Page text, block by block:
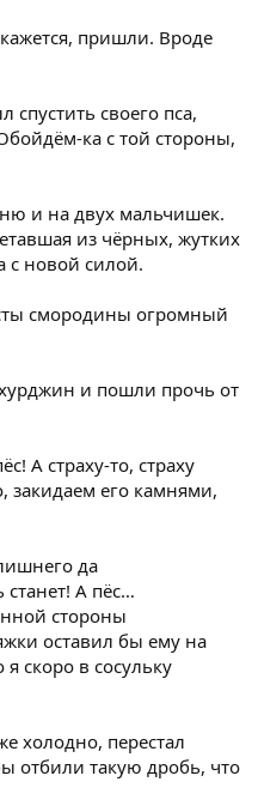
пришли. Вроде
своего пса,
ка с той стороны,
и на двух мальчишек.
из чёрных, жутких
с новой силой.
смородины огромный
и пошли прочь от
А страху-то, страху
закидаем его камнями,
да
станет! А пёс…
стороны
оставил бы ему на
скоро в сосульку
холодно, перестал
отбили такую дробь, что